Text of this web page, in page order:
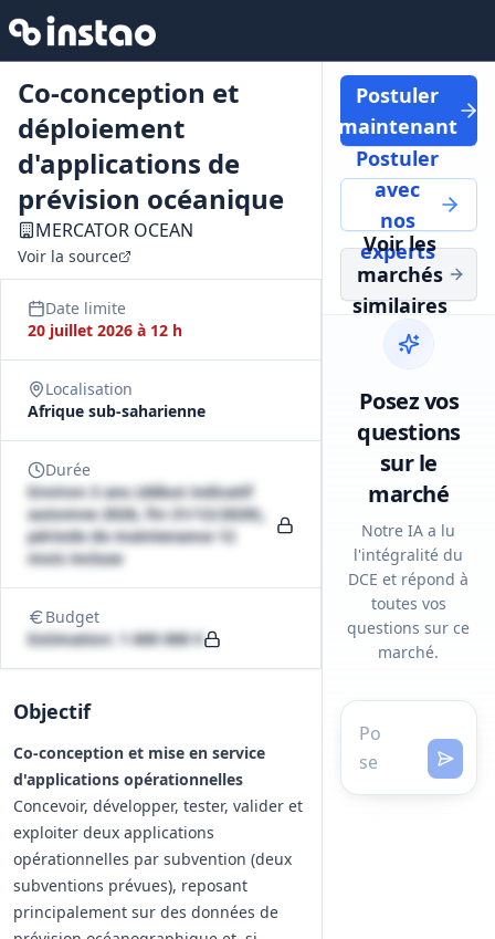
Co-conception et
déploiement
d'applications de
prévision océanique
MERCATOR OCEAN
Voir la source
Date limite
20 juillet 2026 à 12 h
Localisation
Afrique sub-saharienne
Durée
Environ 3 ans (début indicatif
automne 2026, fin 31/12/2029),
période de maintenance 12
mois incluse
Budget
Estimation: 1 600 000 €
Objectif
Co-conception et mise en service
d'applications opérationnelles
Concevoir, développer, tester, valider et
exploiter deux applications
opérationnelles par subvention (deux
subventions prévues), reposant
principalement sur des données de
Postuler
maintenant
Postuler
avec
nos
experts
Voir les
marchés
similaires
Posez vos
questions
sur le
marché
Notre IA a lu
l'intégralité du
DCE et répond à
toutes vos
questions sur ce
marché.